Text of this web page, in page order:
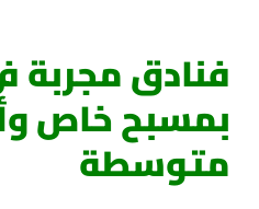
فنادق مجربة
بمسبح خاص
متوسطة